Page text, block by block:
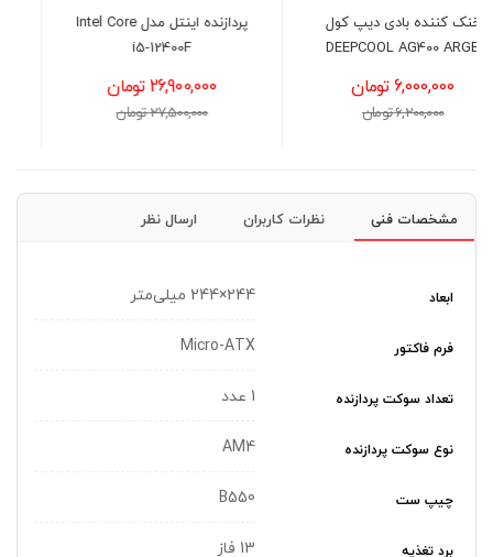
پردازنده اینتل مدل Intel Core
i5-12400F
26,900,000 تومان
27,500,000 تومان
هارد دیسک اینترنال وسترن
32,300,000 تومان
مشخصات فنی نظرات کاربران ارسال نظر
ابعاد 244×244 میلی‌متر
فرم فاکتور Micro-ATX
تعداد سوکت پردازنده 1 عدد
نوع سوکت پردازنده AM4
چیپ ست B550
برد تغذیه 13 فاز